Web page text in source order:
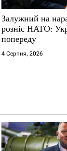
Залужний на
розніс НАТО:
попереду
4 Серпня, 2026